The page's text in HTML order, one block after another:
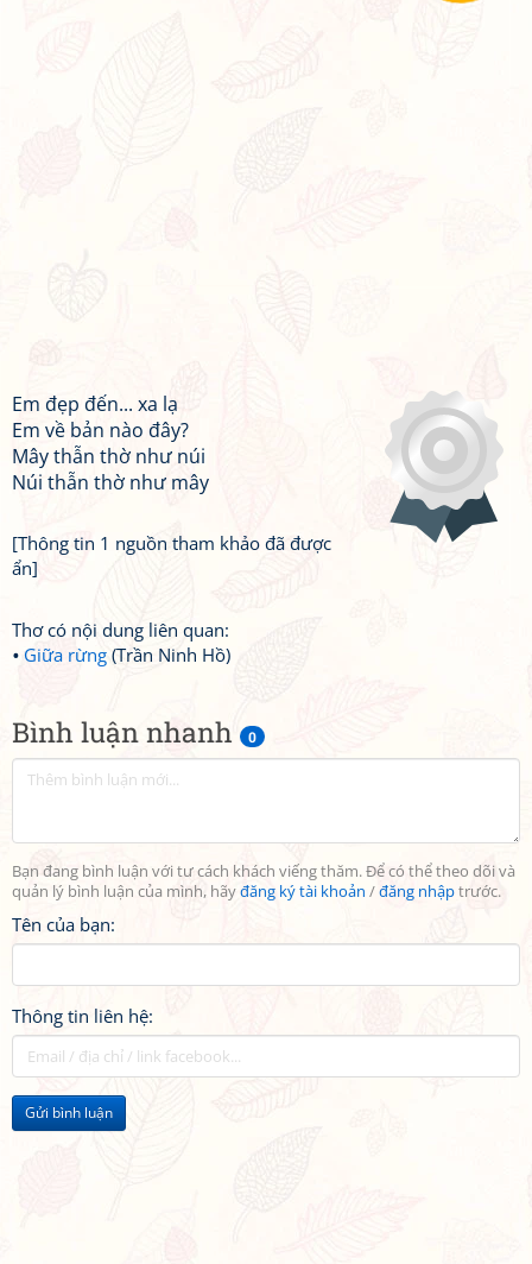
Bình luận nhanh 0
Bạn đang bình luận với tư cách khách viếng thăm. Để có thể theo dõi và
quản lý bình luận của mình, hãyđăng ký tài khoản /đăng nhậptrước.
Tên của bạn:
Thông tin liên hệ:
Gửi bình luận
Em đẹp đến... xa lạ
Em về bản nào đây?
Mây thẫn thờ như núi
Núi thẫn thờ như mây
[Thông tin 1 nguồn tham khảo đã được
ẩn]
Thơ có nội dung liên quan:
Giữa rừng (Trần Ninh Hồ)